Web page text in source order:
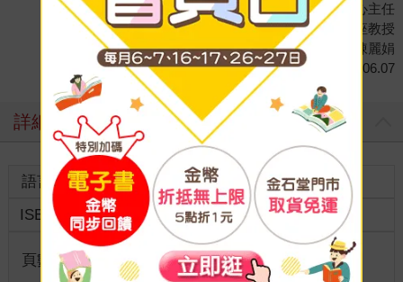
淡江大學歐洲聯盟研究中心主任
莫內講座教授
陳麗娟
2017.06.07
詳細資料
語言 中文繁體
裝訂
ISBN
9789865608651 分級 普通級
頁數 236
商品規
格
18開17*23cm